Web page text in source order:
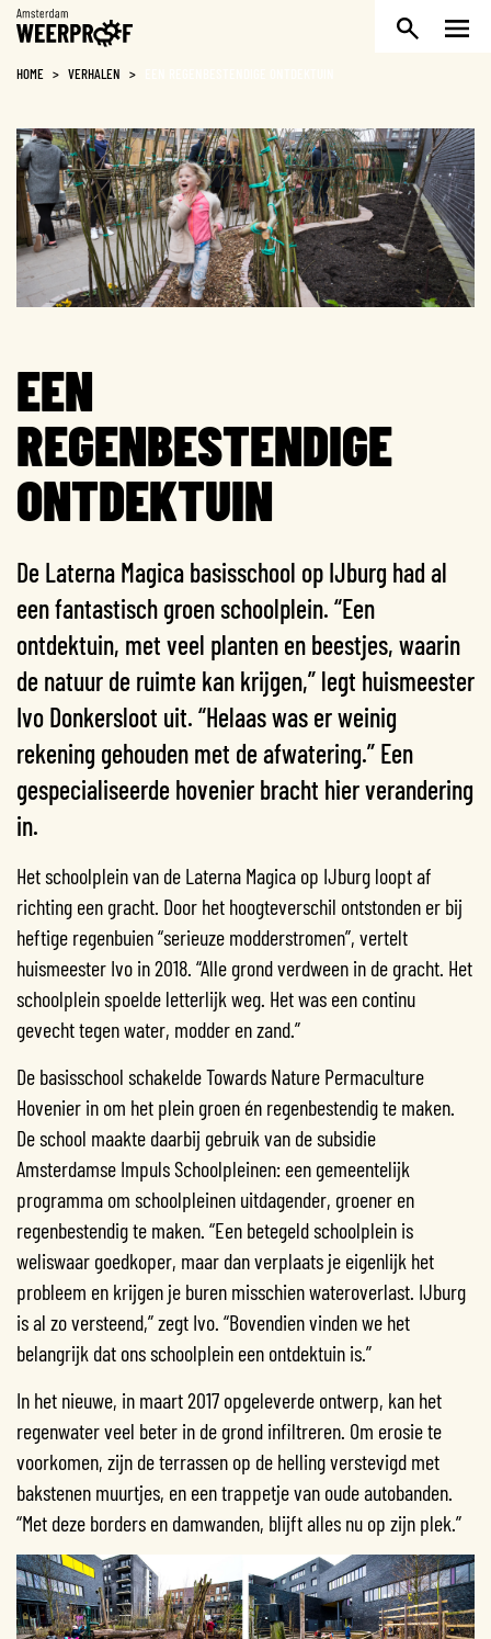
Weerproof
HOME > VERHALEN >
EEN
REGENBESTENDIGE
ONTDEKTUIN
De Laterna Magica basisschool op IJburg had al
een fantastisch groen schoolplein. “Een
ontdektuin, met veel planten en beestjes, waarin
de natuur de ruimte kan krijgen,” legt huismeester
Ivo Donkersloot uit. “Helaas was er weinig
rekening gehouden met de afwatering.” Een
gespecialiseerde hovenier bracht hier verandering
in.
Het schoolplein van de Laterna Magica op IJburg loopt af
richting een gracht. Door het hoogteverschil ontstonden er bij
heftige regenbuien “serieuze modderstromen”, vertelt
huismeester Ivo in 2018. “Alle grond verdween in de gracht. Het
schoolplein spoelde letterlijk weg. Het was een continu
gevecht tegen water, modder en zand.”
De basisschool schakelde Towards Nature Permaculture
Hovenier in om het plein groen én regenbestendig te maken.
De school maakte daarbij gebruik van de subsidie
Amsterdamse Impuls Schoolpleinen: een gemeentelijk
programma om schoolpleinen uitdagender, groener en
regenbestendig te maken. “Een betegeld schoolplein is
weliswaar goedkoper, maar dan verplaats je eigenlijk het
probleem en krijgen je buren misschien wateroverlast. IJburg
is al zo versteend,” zegt Ivo. “Bovendien vinden we het
belangrijk dat ons schoolplein een ontdektuin is.”
In het nieuwe, in maart 2017 opgeleverde ontwerp, kan het
regenwater veel beter in de grond infiltreren. Om erosie te
voorkomen, zijn de terrassen op de helling verstevigd met
bakstenen muurtjes, en een trappetje van oude autobanden.
“Met deze borders en damwanden, blijft alles nu op zijn plek.”